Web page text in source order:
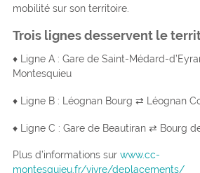
mobilité sur son territoire.
Trois lignes desservent le
♦ Ligne A : Gare de Saint-Médard-
Montesquieu
♦ Ligne B : Léognan Bourg ⇄ Léognan
♦ Ligne C : Gare de Beautiran ⇄ Bourg
Plus d’informations sur www.cc-
montesquieu.fr/vivre/deplacements/